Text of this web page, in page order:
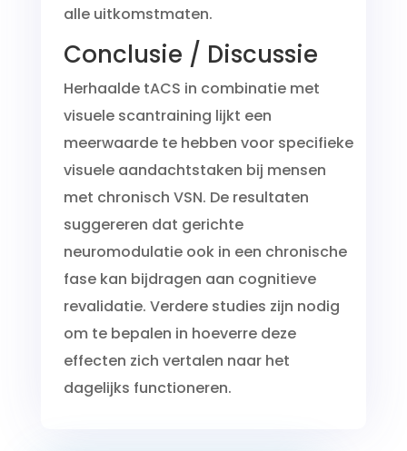
alle uitkomstmaten.
Conclusie / Discussie
Herhaalde tACS in combinatie met
visuele scantraining lijkt een
meerwaarde te hebben voor specifieke
visuele aandachtstaken bij mensen
met chronisch VSN. De resultaten
suggereren dat gerichte
neuromodulatie ook in een chronische
fase kan bijdragen aan cognitieve
revalidatie. Verdere studies zijn nodig
om te bepalen in hoeverre deze
effecten zich vertalen naar het
dagelijks functioneren.